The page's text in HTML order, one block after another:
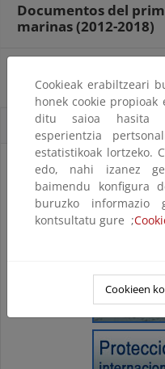
Documentos del
marinas (2012-2018)
marinas (2018-2024)
Accesos directos
Cookieak erabiltzeari
honek cookie
ditu saioa hasita
esperientzia
estatistikoak lortzeko.
edo, nahi izanez
baimendu konfigura
buruzko informazio
kontsultatu gure ;
Cookieen